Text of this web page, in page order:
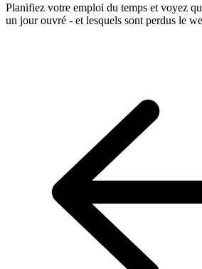
Planifiez votre emploi du temps et voyez
un jour ouvré - et lesquels sont perdus le